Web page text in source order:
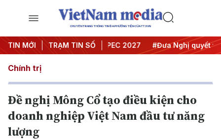
CHUYÊN TRANG THÔNG TIN ĐA PHƯƠNG TIỆN CỦA TTXVN
TIN MỚI TRẠM TIN SỐ
nghị Trung ương 3 #APEC 2027 #Đưa Nghị quyết thành
Chính trị
Đề nghị Mông Cổ tạo điều kiện cho
doanh nghiệp Việt Nam đầu tư năng
lượng